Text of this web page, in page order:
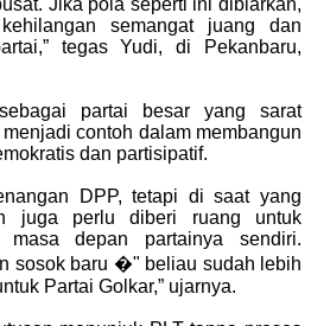
Jika pola seperti ini dibiarkan,
semangat juang dan
tegas Yudi, di Pekanbaru,
partai besar yang sarat
contoh dalam membangun
dan partisipatif.
DPP, tetapi di saat yang
juga perlu diberi ruang untuk
depan partainya sendiri.
sosok baru �" beliau sudah lebih
Partai Golkar,” ujarnya.